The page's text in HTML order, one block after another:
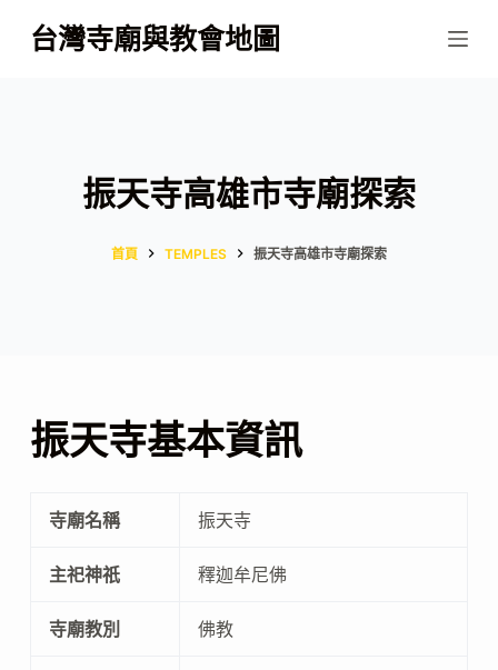
跳
至
台灣寺廟與教會地圖
振天寺高雄市寺廟探索
首頁 TEMPLES 振天寺高雄市寺廟探索
振天寺基本資訊
寺廟名稱 振天寺
主祀神祇 釋迦牟尼佛
寺廟教別 佛教